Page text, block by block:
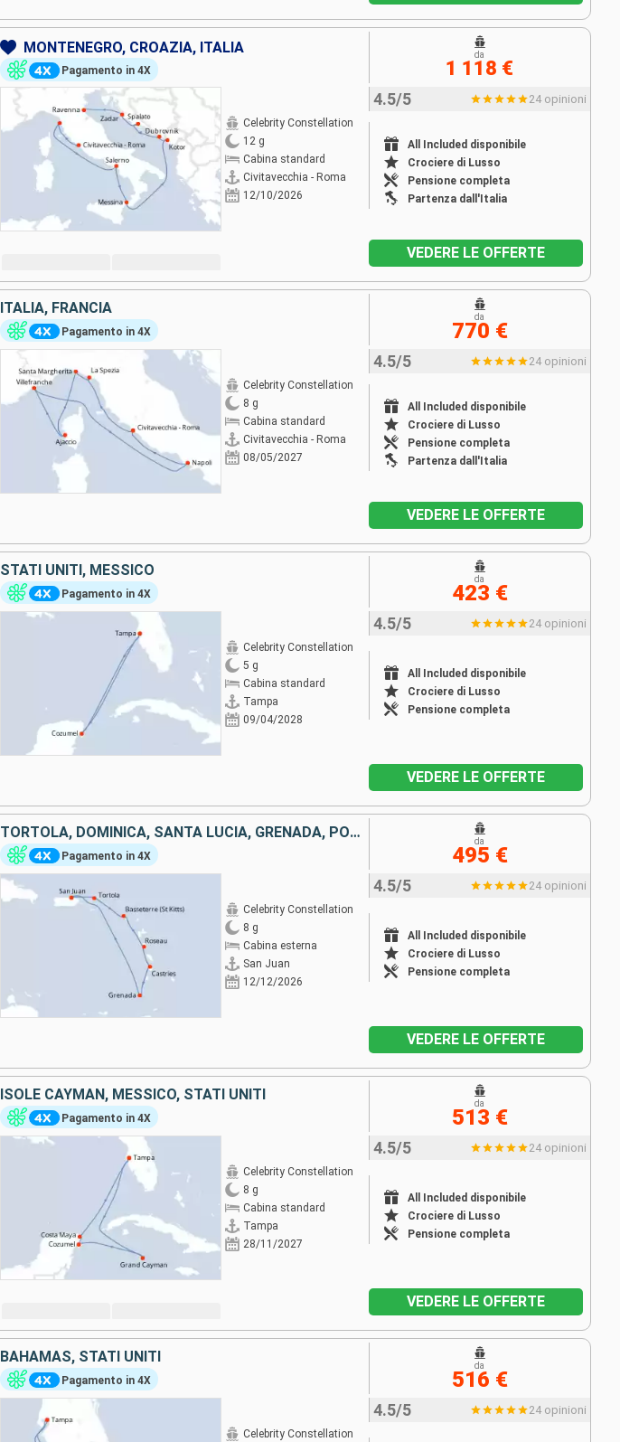
MONTENEGRO, CROAZIA, ITALIA
Pagamento in 4X
Celebrity Constellation
12 g
Cabina standard
Civitavecchia - Roma
12/10/2026
4.5/5 24 opinioni
All Included disponibile
Crociere di Lusso
Pensione completa
Partenza dall'Italia
da
1 118 €
VEDERE LE OFFERTE
ITALIA, FRANCIA
Pagamento in 4X
Celebrity Constellation
8 g
Cabina standard
Civitavecchia - Roma
08/05/2027
4.5/5 24 opinioni
All Included disponibile
Crociere di Lusso
Pensione completa
Partenza dall'Italia
da
770 €
VEDERE LE OFFERTE
STATI UNITI, MESSICO
Pagamento in 4X
Celebrity Constellation
5 g
Cabina standard
Tampa
09/04/2028
4.5/5 24 opinioni
All Included disponibile
Crociere di Lusso
Pensione completa
da
423 €
VEDERE LE OFFERTE
TORTOLA, DOMINICA, SANTA LUCIA, GRENADA, PORTORICO
Pagamento in 4X
Celebrity Constellation
8 g
Cabina esterna
San Juan
12/12/2026
4.5/5 24 opinioni
All Included disponibile
Crociere di Lusso
Pensione completa
da
495 €
VEDERE LE OFFERTE
ISOLE CAYMAN, MESSICO, STATI UNITI
Pagamento in 4X
Celebrity Constellation
8 g
Cabina standard
Tampa
28/11/2027
4.5/5 24 opinioni
All Included disponibile
Crociere di Lusso
Pensione completa
da
513 €
VEDERE LE OFFERTE
BAHAMAS, STATI UNITI
Pagamento in 4X
Celebrity Constellation
4.5/5 24 opinioni
da
516 €